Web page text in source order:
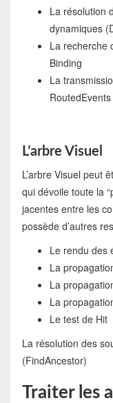
La résolution
dynamiques
La recherche
Binding
La
RoutedEvents
L’arbre Visuel
L’arbre Visuel peut
qui dévoile toute la
jacentes entre les
possède d’autres
Le rendu des
La
La
La
Le test de Hit
La résolution des
(FindAncestor)
Traiter les